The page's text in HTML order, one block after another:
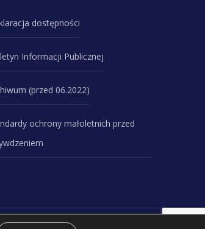
dostępności
Informacji Publicznej
(przed 06.2022)
ochrony małoletnich przed